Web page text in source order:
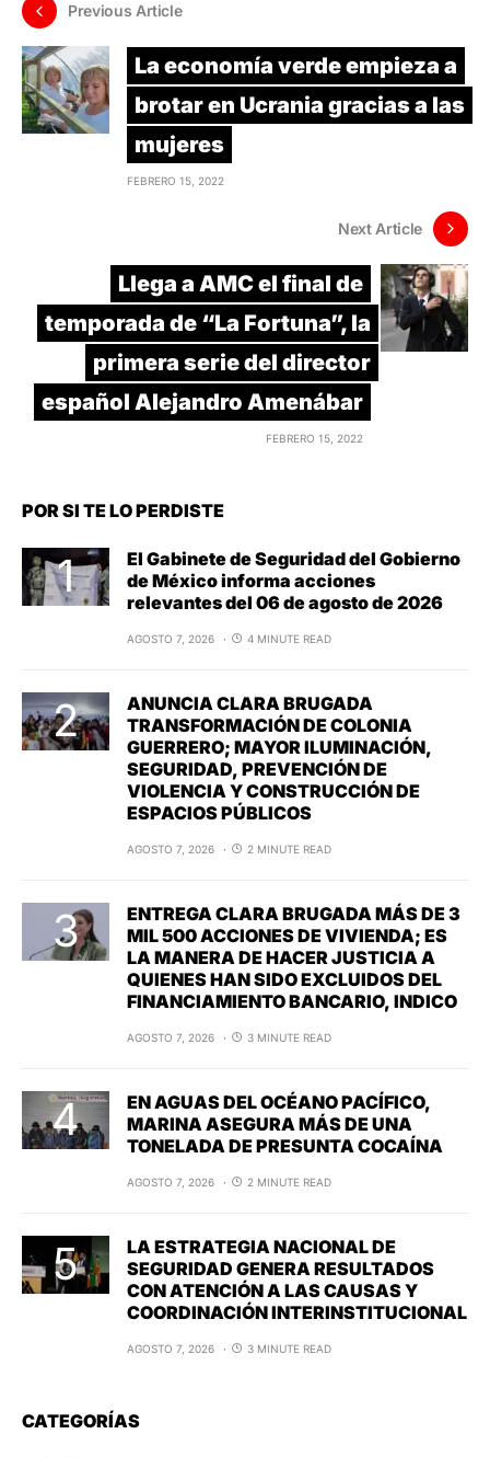
Previous Article
La economía verde empieza a
brotar en Ucrania gracias a las
mujeres
FEBRERO 15, 2022
Next Article
Llega a AMC el final de
temporada de “La Fortuna”, la
primera serie del director
español Alejandro Amenábar
FEBRERO 15, 2022
POR SI TE LO PERDISTE
El Gabinete de Seguridad del Gobierno
de México informa acciones
relevantes del 06 de agosto de 2026
AGOSTO 7, 2026 4 MINUTE READ
ANUNCIA CLARA BRUGADA
TRANSFORMACIÓN DE COLONIA
GUERRERO; MAYOR ILUMINACIÓN,
SEGURIDAD, PREVENCIÓN DE
VIOLENCIA Y CONSTRUCCIÓN DE
ESPACIOS PÚBLICOS
AGOSTO 7, 2026 2 MINUTE READ
ENTREGA CLARA BRUGADA MÁS DE 3
MIL 500 ACCIONES DE VIVIENDA; ES
LA MANERA DE HACER JUSTICIA A
QUIENES HAN SIDO EXCLUIDOS DEL
FINANCIAMIENTO BANCARIO, INDICO
AGOSTO 7, 2026 3 MINUTE READ
EN AGUAS DEL OCÉANO PACÍFICO,
MARINA ASEGURA MÁS DE UNA
TONELADA DE PRESUNTA COCAÍNA
AGOSTO 7, 2026 2 MINUTE READ
LA ESTRATEGIA NACIONAL DE
SEGURIDAD GENERA RESULTADOS
CON ATENCIÓN A LAS CAUSAS Y
COORDINACIÓN INTERINSTITUCIONAL
AGOSTO 7, 2026 3 MINUTE READ
CATEGORÍAS